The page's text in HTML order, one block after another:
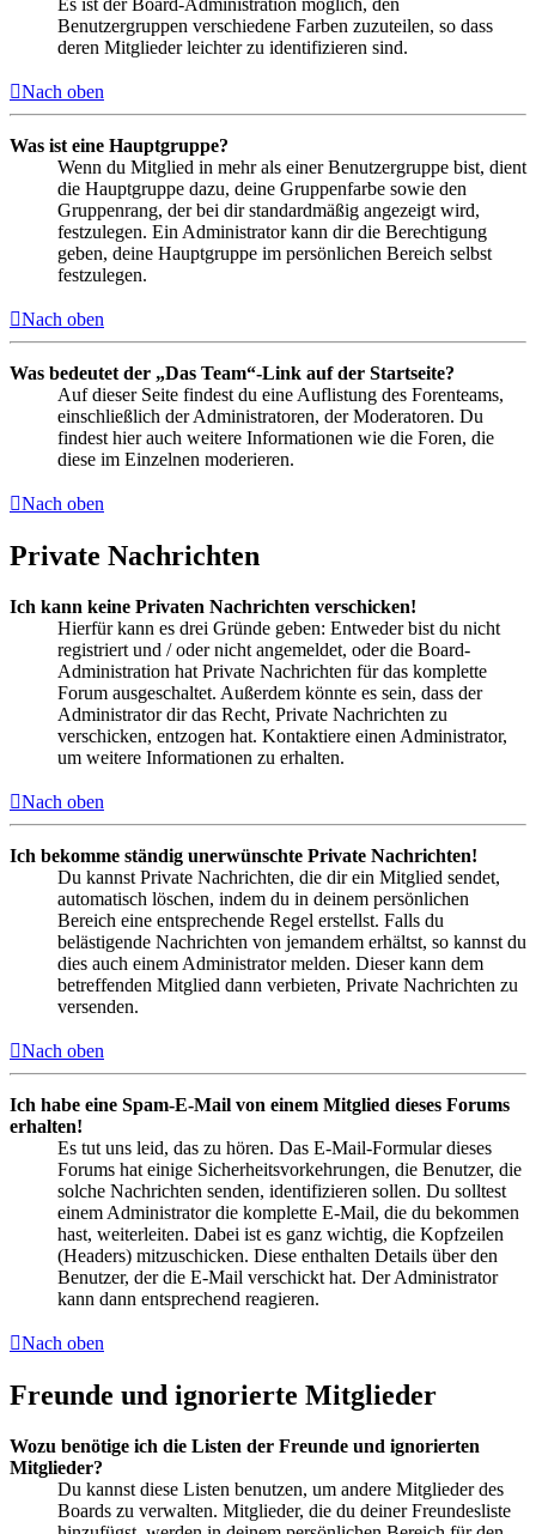
Es ist der Board-Administration möglich, den
Benutzergruppen verschiedene Farben zuzuteilen, so dass
deren Mitglieder leichter zu identifizieren sind.
Nach oben
Was ist eine Hauptgruppe?
Wenn du Mitglied in mehr als einer Benutzergruppe bist, dient
die Hauptgruppe dazu, deine Gruppenfarbe sowie den
Gruppenrang, der bei dir standardmäßig angezeigt wird,
festzulegen. Ein Administrator kann dir die Berechtigung
geben, deine Hauptgruppe im persönlichen Bereich selbst
festzulegen.
Nach oben
Was bedeutet der „Das Team“-Link auf der Startseite?
Auf dieser Seite findest du eine Auflistung des Forenteams,
einschließlich der Administratoren, der Moderatoren. Du
findest hier auch weitere Informationen wie die Foren, die
diese im Einzelnen moderieren.
Nach oben
Private Nachrichten
Ich kann keine Privaten Nachrichten verschicken!
Hierfür kann es drei Gründe geben: Entweder bist du nicht
registriert und / oder nicht angemeldet, oder die Board-
Administration hat Private Nachrichten für das komplette
Forum ausgeschaltet. Außerdem könnte es sein, dass der
Administrator dir das Recht, Private Nachrichten zu
verschicken, entzogen hat. Kontaktiere einen Administrator,
um weitere Informationen zu erhalten.
Nach oben
Ich bekomme ständig unerwünschte Private Nachrichten!
Du kannst Private Nachrichten, die dir ein Mitglied sendet,
automatisch löschen, indem du in deinem persönlichen
Bereich eine entsprechende Regel erstellst. Falls du
belästigende Nachrichten von jemandem erhältst, so kannst du
dies auch einem Administrator melden. Dieser kann dem
betreffenden Mitglied dann verbieten, Private Nachrichten zu
versenden.
Nach oben
Ich habe eine Spam-E-Mail von einem Mitglied dieses Forums
erhalten!
Es tut uns leid, das zu hören. Das E-Mail-Formular dieses
Forums hat einige Sicherheitsvorkehrungen, die Benutzer, die
solche Nachrichten senden, identifizieren sollen. Du solltest
einem Administrator die komplette E-Mail, die du bekommen
hast, weiterleiten. Dabei ist es ganz wichtig, die Kopfzeilen
(Headers) mitzuschicken. Diese enthalten Details über den
Benutzer, der die E-Mail verschickt hat. Der Administrator
kann dann entsprechend reagieren.
Nach oben
Freunde und ignorierte Mitglieder
Wozu benötige ich die Listen der Freunde und ignorierten
Mitglieder?
Du kannst diese Listen benutzen, um andere Mitglieder des
Boards zu verwalten. Mitglieder, die du deiner Freundesliste